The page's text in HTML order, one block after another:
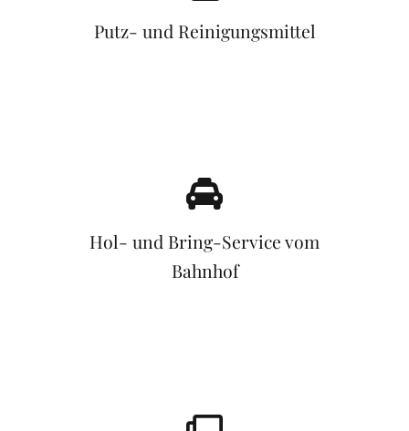
Putz- und Reinigungsmittel
Hol- und Bring-Service vom
Bahnhof